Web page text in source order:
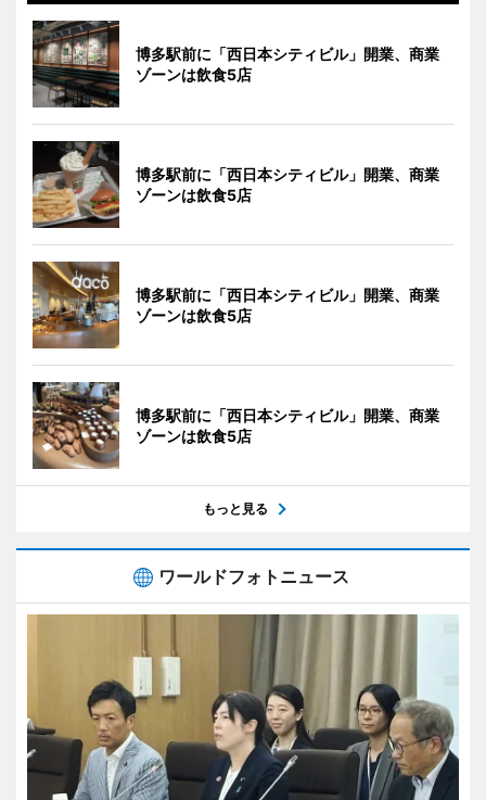
博多駅前に「西日本シティビル」開業、商業
ゾーンは飲食5店
博多駅前に「西日本シティビル」開業、商業
ゾーンは飲食5店
博多駅前に「西日本シティビル」開業、商業
ゾーンは飲食5店
博多駅前に「西日本シティビル」開業、商業
ゾーンは飲食5店
もっと見る
ワールドフォトニュース